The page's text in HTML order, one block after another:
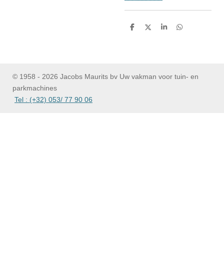
D
D
S
D
© 1958 - 2026 Jacobs Maurits bv Uw vakman voor tuin- en
parkmachines
Tel : (+32) 053/ 77 90 06